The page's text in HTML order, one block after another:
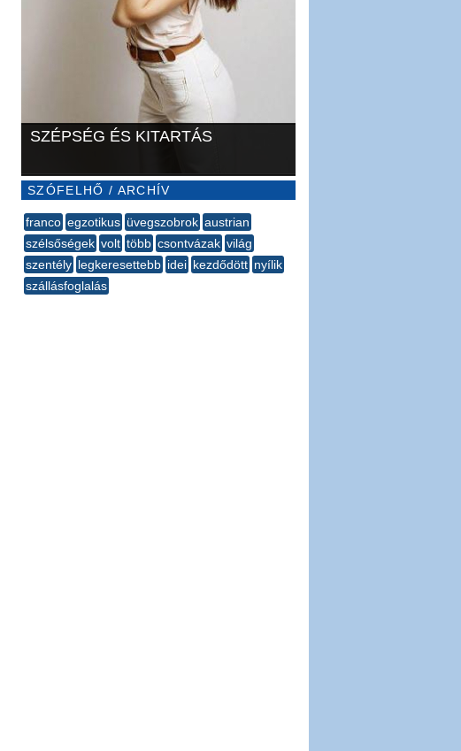
SZÉPSÉG ÉS KITARTÁS
SZÓFELHŐ / ARCHÍV
franco egzotikus üvegszobrok austrian
szélsőségek volt több csontvázak világ
szentély legkeresettebb idei kezdődött nyílik
szállásfoglalás